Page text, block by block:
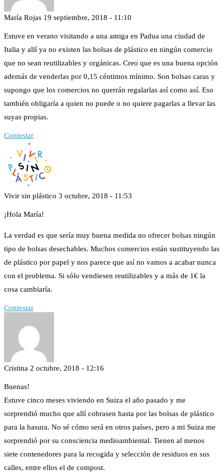
María Rojas 19 septiembre, 2018 - 11:10
Estuve en verano visitando a una amiga en Padua una ciudad de
Italia y allí ya no existen las bolsas de plástico en ningún comercio
que no sean reutilizables y orgánicas. Creo que es una buena opción
además de venderlas por 0,15 céntimos mínimo. Son bolsas caras y
supongo que los comercios no querrán regalarlas así como así. Eso
también obligaría a quien no puede o no quiere pagarlas a llevar las
suyas propias.
Contestar
Vivir sin plástico 3 octubre, 2018 - 11:53
¡Hola María!
La verdad es que sería muy buena medida no ofrecer bolsas ningún
tipo de bolsas desechables. Muchos comercios están sustituyendo las
de plástico por papel y nos parece que así no vamos a acabar nunca
con el problema. Si sólo vendiesen reutilizables y a más de 1€ la
cosa cambiaría.
Contestar
Cristina 2 octubre, 2018 - 12:16
Buenas!
Estuve cinco meses viviendo en Suiza el año pasado y me
sorprendió mucho que allí cobrasen hasta por las bolsas de plástico
para la basura. No sé cómo será en otros países, pero a mi Suiza me
sorprendió por su consciencia medioambiental. Tienen al menos
siete contenedores para la recogida y selección de residuos en sus
calles, entre ellos el de compost.